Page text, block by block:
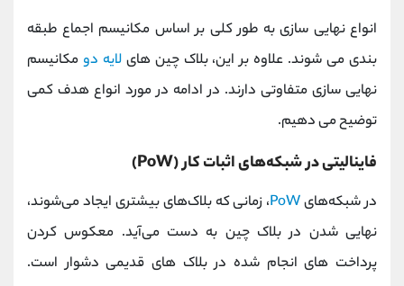
انواع نهایی سازی به طور کلی بر اساس مکانیسم اجماع طبقه
بندی می شوند. علاوه بر این، بلاک چین هایلایه دو مکانیسم
نهایی سازی متفاوتی دارند. در ادامه در مورد انواع هدف کمی
توضیح می دهیم.
فاینالیتی در شبکه‌های اثبات کار (PoW)
در شبکه‌هایPoW، زمانی که بلاک‌های بیشتری ایجاد می‌شوند،
نهایی شدن در بلاک چین به دست می‌آید. معکوس کردن
پرداخت های انجام شده در بلاک های قدیمی دشوار است.